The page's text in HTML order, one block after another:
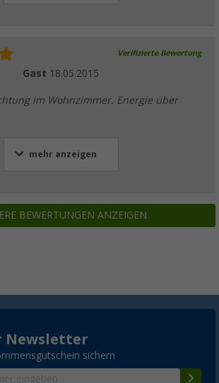
Verifizierte Bewertung
Gast 18.05.2015
im Wohnzimmer. Energie über
mehr anzeigen
BEWERTUNGEN ANZEIGEN
Newsletter
sichern